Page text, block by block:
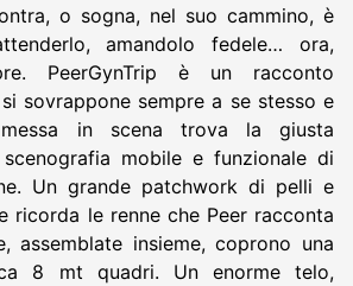
o sogna, nel suo cammino, è
amandolo fedele… ora,
PeerGynTrip è un racconto
sovrappone sempre a se stesso e
in scena trova la giusta
mobile e funzionale di
Un grande patchwork di pelli e
ricorda le renne che Peer racconta
assemblate insieme, coprono una
8 mt quadri. Un enorme telo,